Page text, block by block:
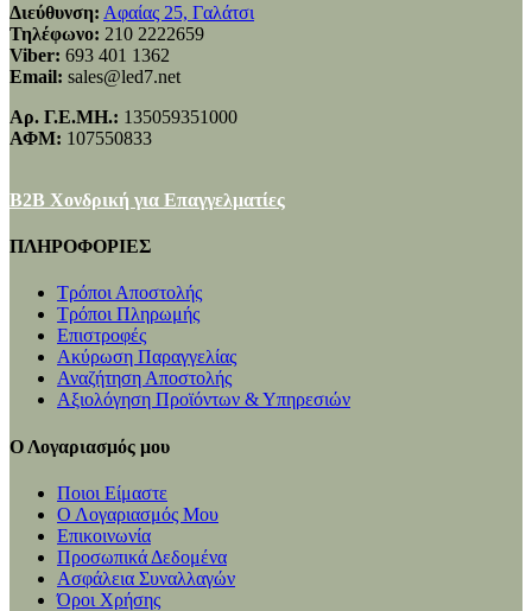
Διεύθυνση: Αφαίας 25, Γαλάτσι
Τηλέφωνο: 210 2222659
Viber: 693 401 1362
Email: sales@led7.net
Αρ. Γ.Ε.ΜΗ.: 135059351000
ΑΦΜ: 107550833
B2B Χονδρική για Επαγγελματίες
ΠΛΗΡΟΦΟΡΙΕΣ
Τρόποι Αποστολής
Τρόποι Πληρωμής
Επιστροφές
Ακύρωση Παραγγελίας
Αναζήτηση Αποστολής
Αξιολόγηση Προϊόντων & Υπηρεσιών
Ο Λογαριασμός μου
Ποιοι Είμαστε
Ο Λογαριασμός Μου
Επικοινωνία
Προσωπικά Δεδομένα
Ασφάλεια Συναλλαγών
Όροι Χρήσης